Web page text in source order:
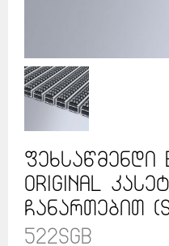
ფეხსაწმენდი
Original
ჩანართებით
522SGB